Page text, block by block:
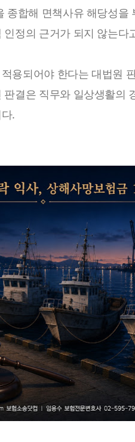
종합해 면책사유 해당성을
정의 근거가 되지 않는다
용되어야 한다는 대법원
결은 직무와 일상생활의
.